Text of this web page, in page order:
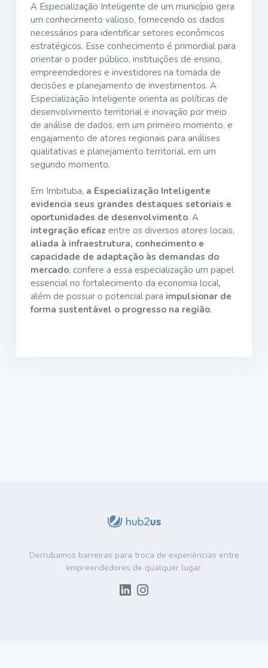
A Especialização Inteligente de um município gera
um conhecimento valioso, fornecendo os dados
necessários para identificar setores econômicos
estratégicos. Esse conhecimento é primordial para
orientar o poder público, instituições de ensino,
empreendedores e investidores na tomada de
decisões e planejamento de investimentos. A
Especialização Inteligente orienta as políticas de
desenvolvimento territorial e inovação por meio
de análise de dados, em um primeiro momento, e
engajamento de atores regionais para análises
qualitativas e planejamento territorial, em um
segundo momento.
Em Imbituba, a Especialização Inteligente
evidencia seus grandes destaques setoriais e
oportunidades de desenvolvimento. A
integração eficaz entre os diversos atores locais,
aliada à infraestrutura, conhecimento e
capacidade de adaptação às demandas do
mercado, confere a essa especialização um papel
essencial no fortalecimento da economia local,
além de possuir o potencial para impulsionar de
forma sustentável o progresso na região.
Derrubamos barreiras para troca de experiências entre
empreendedores de qualquer lugar.